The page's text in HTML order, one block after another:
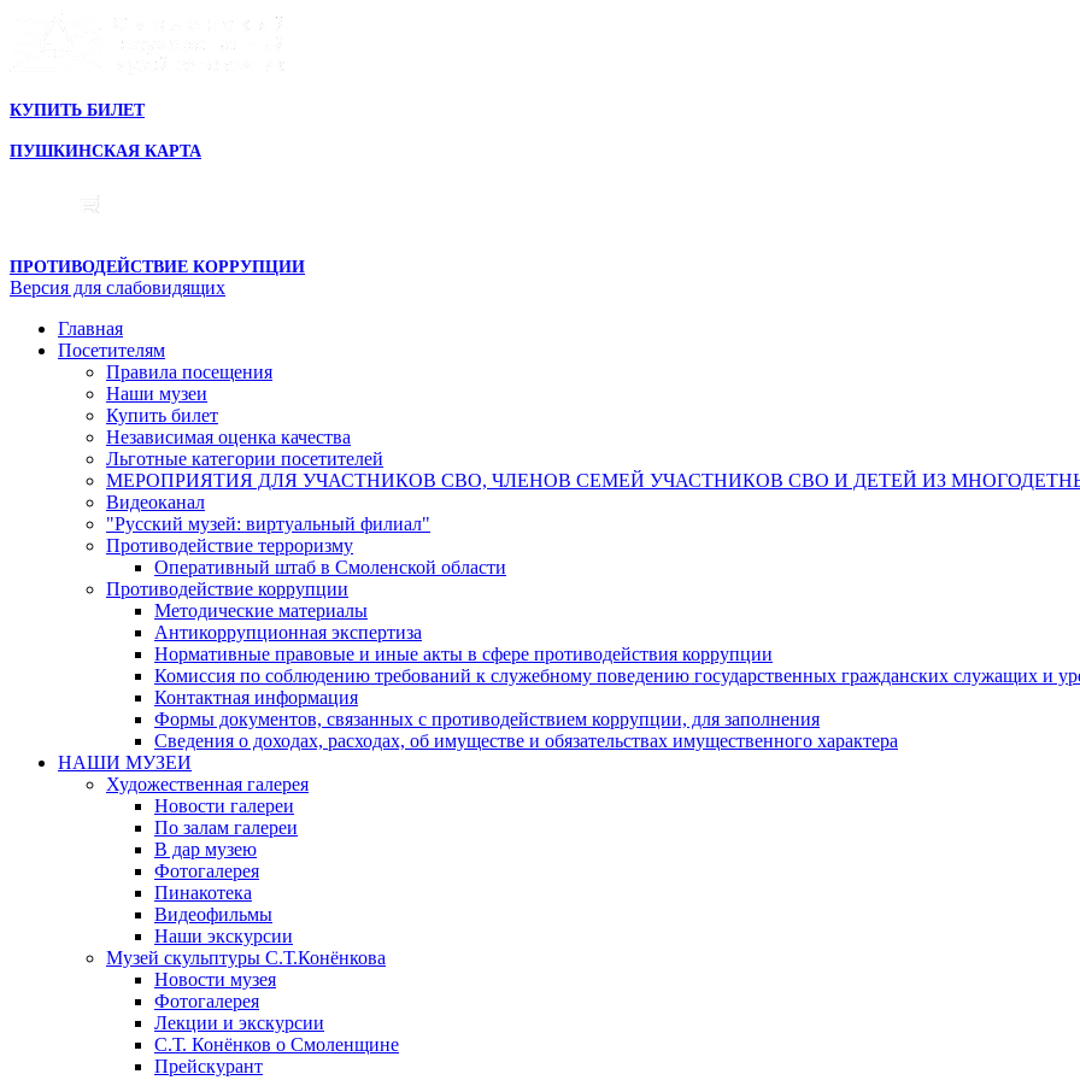
КУПИТЬ БИЛЕТ
ПУШКИНСКАЯ КАРТА
ПРОТИВОДЕЙСТВИЕ КОРРУПЦИИ
Версия для слабовидящих
Главная
Посетителям
Правила посещения
Наши музеи
Купить билет
Независимая оценка качества
Льготные категории посетителей
МЕРОПРИЯТИЯ ДЛЯ УЧАСТНИКОВ СВО, ЧЛЕНОВ СЕМЕЙ УЧАСТНИКОВ СВО И ДЕТЕЙ ИЗ
Видеоканал
"Русский музей: виртуальный филиал"
Противодействие терроризму
Оперативный штаб в Смоленской области
Противодействие коррупции
Методические материалы
Антикоррупционная экспертиза
Нормативные правовые и иные акты в сфере противодействия коррупции
Комиссия по соблюдению требований к служебному поведению государственных гражданских служащих и
Контактная информация
Формы документов, связанных с противодействием коррупции, для заполнения
Сведения о доходах, расходах, об имуществе и обязательствах имущественного характера
НАШИ МУЗЕИ
Художественная галерея
Новости галереи
По залам галереи
В дар музею
Фотогалерея
Пинакотека
Видеофильмы
Наши экскурсии
Музей скульптуры С.Т.Конёнкова
Новости музея
Фотогалерея
Лекции и экскурсии
С.Т. Конёнков о Смоленщине
Прейскурант